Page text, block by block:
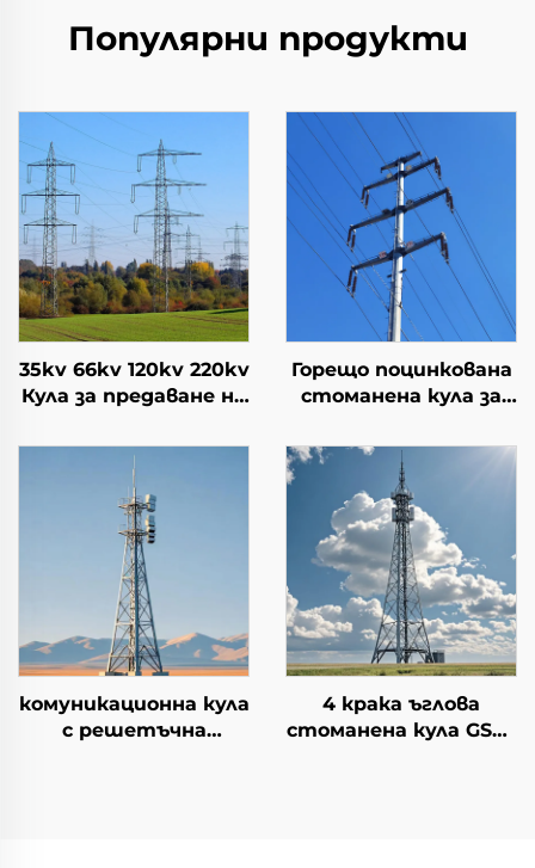
Популярни продукти
35kv 66kv 120kv 220kv
Кула за предаване на
енергия Решетъчна
кула
Горещо поцинкована
стоманена кула за
електроенергия
комуникационна кула
с решетъчна
4 крака ъглова
стоманена кула GSM/